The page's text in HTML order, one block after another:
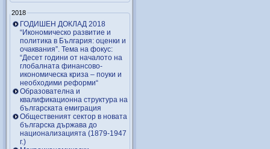
2018
ГОДИШЕН ДОКЛАД 2018
“Икономическо развитие и
политика в България: оценки и
очаквания”. Тема на фокус:
“Десет години от началото на
глобалната финансово-
икономическа криза – поуки и
необходими реформи“
Образователна и
квалификационна структура на
българската емиграция
Общественият сектор в новата
българска държава до
национализацията (1879-1947
г.)